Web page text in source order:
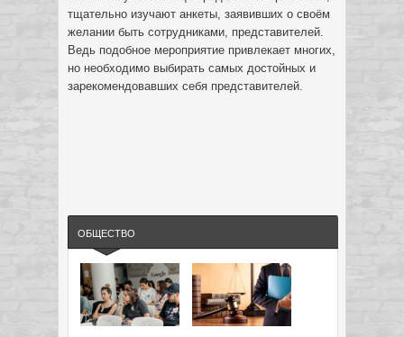
тщательно изучают анкеты, заявивших о своём
желании быть сотрудниками, представителей.
Ведь подобное мероприятие привлекает многих,
но необходимо выбирать самых достойных и
зарекомендовавших себя представителей.
ОБЩЕСТВО